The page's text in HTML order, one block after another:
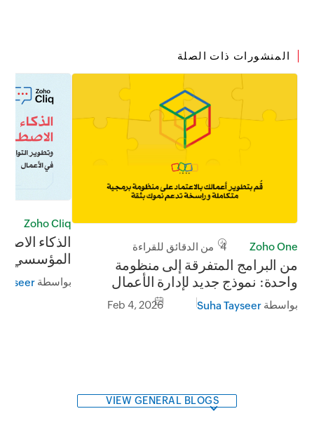
المنشورات ذات الصلة
Zoho One 4 من الدقائق للقراءة
من البرامج المتفرقة إلى منظومة
واحدة: نموذج جديد لإدارة الأعمال
بواسطةSuha Tayseer
Feb 4, 2026
Zoho Cliq
الذكاء
المؤسسي:
بواسطة
VIEW GENERAL BLOGS